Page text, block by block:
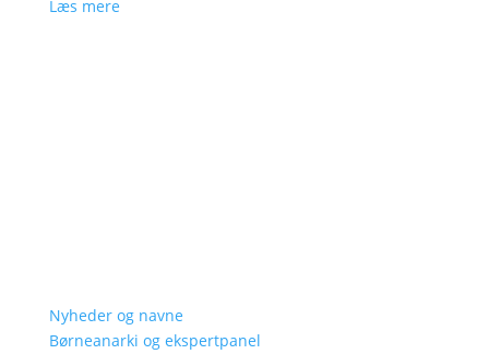
Læs mere
Nyheder og navne
Børneanarki og ekspertpanel